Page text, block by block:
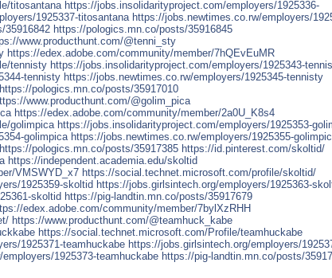
titosantana https://jobs.insolidarityproject.com/employers/1925336-
1925337-titosantana https://jobs.newtimes.co.rw/employers/
35916842 https://pologics.mn.co/posts/35916845
www.producthunt.com/@tenni_sty
https://edex.adobe.com/community/member/7hQEvEuMR
tennisty https://jobs.insolidarityproject.com/employers/1925343-
tennisty https://jobs.newtimes.co.rw/employers/1925345-tennisty
https://pologics.mn.co/posts/35917010
www.producthunt.com/@golim_pica
https://edex.adobe.com/community/member/2a0U_K8s4
golimpica https://jobs.insolidarityproject.com/employers/1925353-
golimpica https://jobs.newtimes.co.rw/employers/1925355-
https://pologics.mn.co/posts/35917385 https://id.pinterest.com/skoltid/
https://independent.academia.edu/skoltid
VMSWYD_x7 https://social.technet.microsoft.com/profile/skoltid/
1925359-skoltid https://jobs.girlsintech.org/employers/1925363-
skoltid https://pig-landtin.mn.co/posts/35917679
edex.adobe.com/community/member/7bylXzRHH
https://www.producthunt.com/@teamhuck_kabe
https://social.technet.microsoft.com/Profile/teamhuckabe
1925371-teamhuckabe https://jobs.girlsintech.org/employers/
1925373-teamhuckabe https://pig-landtin.mn.co/posts/